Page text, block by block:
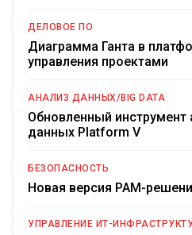
ДЕЛОВОЕ ПО
Диаграмма Ганта в
управления проектами
АНАЛИЗ ДАННЫХ/BIG DATA
Обновленный инструмент
данных Platform V
БЕЗОПАСНОСТЬ
Новая версия PAM-
УПРАВЛЕНИЕ ИТ-